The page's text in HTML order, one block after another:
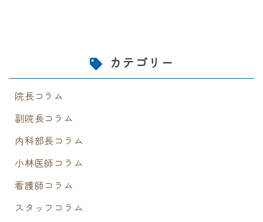
カテゴリー
院長コラム
副院長コラム
内科部長コラム
小林医師コラム
看護師コラム
スタッフコラム